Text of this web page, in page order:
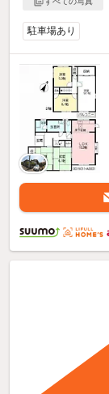
駐車場あり